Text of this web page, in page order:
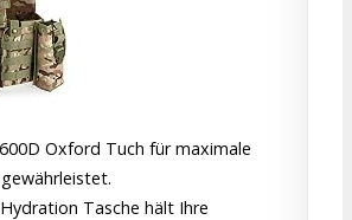
Oxford Tuch für maximale
Tasche hält Ihre